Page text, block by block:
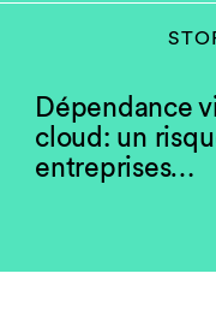
Dépendance
cloud: un
entreprises…